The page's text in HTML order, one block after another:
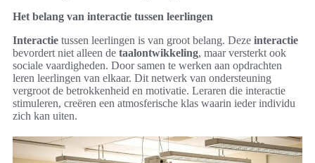
Het belang van interactie tussen leerlingen
Interactie tussen leerlingen is van groot belang. Deze interactie
bevordert niet alleen de taalontwikkeling, maar versterkt ook
sociale vaardigheden. Door samen te werken aan opdrachten
leren leerlingen van elkaar. Dit netwerk van ondersteuning
vergroot de betrokkenheid en motivatie. Leraren die interactie
stimuleren, creëren een atmosferische klas waarin ieder individu
zich kan uiten.